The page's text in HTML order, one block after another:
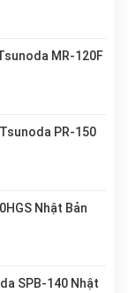
MR-120F
PR-150
Nhật Bản
SPB-140 Nhật